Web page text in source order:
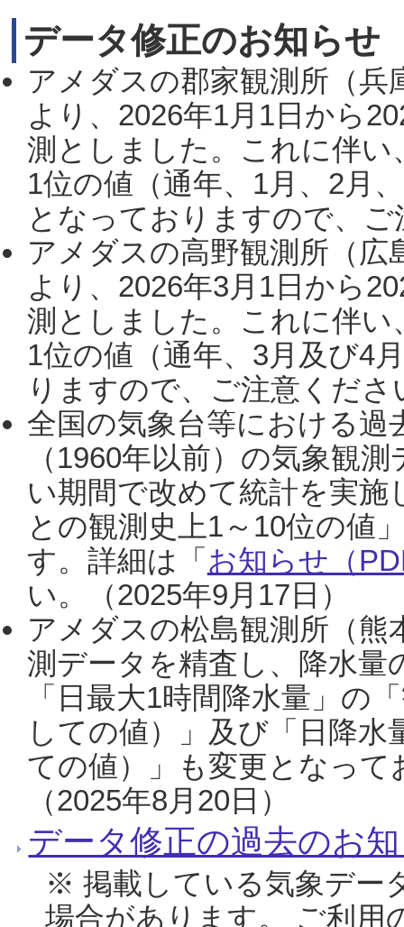
データ修正のお知らせ
アメダスの郡家観測所（
より、2026年1月1日から
測としました。これに伴い
1位の値（通年、1月、2月
となっておりますので、
アメダスの高野観測所（
より、2026年3月1日から
測としました。これに伴い
1位の値（通年、3月及び4
りますので、ご注意くだ
全国の気象台等における過
（1960年以前）の気象観
い期間で改めて統計を実
との観測史上1～10位の値
す。詳細は「 お知らせ（
い。（2025年9月17日）
アメダスの松島観測所（熊
測データを精査し、降水
「日最大1時間降水量」の
しての値）」及び「日降
ての値）」も変更となっ
（2025年8月20日）
データ修正の過去のお
※ 掲載している気象デー
場合があります。 ご利用